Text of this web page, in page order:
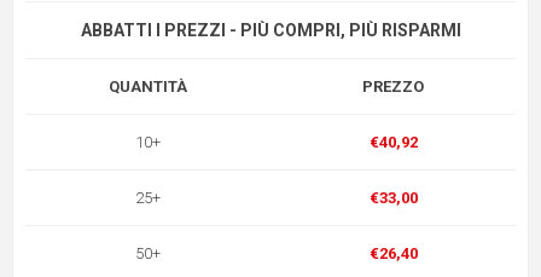
ABBATTI I PREZZI - PIÙ COMPRI, PIÙ RISPARMI
QUANTITÀ
10+
25+
50+
PREZZO
€40,92
€33,00
€26,40